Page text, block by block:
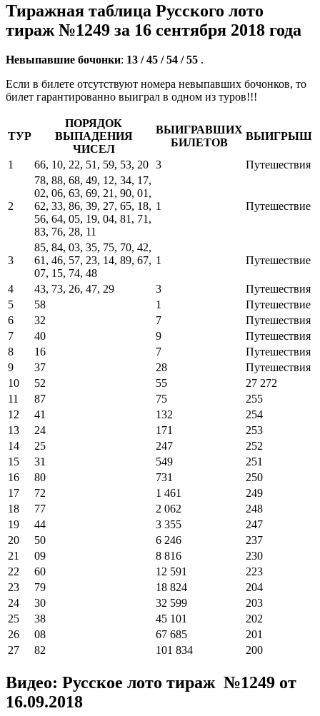
Тиражная таблица Русского лото
тираж №1249 за 16 сентября 2018 года
Невыпавшие бочонки: 13 / 45 / 54 / 55 .
Если в билете отсутствуют номера невыпавших бочонков, то
билет гарантированно выиграл в одном из туров!!!
ТУР
ПОРЯДОК
ВЫПАДЕНИЯ
ЧИСЕЛ
ВЫИГРАВШИХ
БИЛЕТОВ
ВЫИГРЫШ
1 66, 10, 22, 51, 59, 53, 20 3 Путешествия
2
78, 88, 68, 49, 12, 34, 17,
02, 06, 63, 69, 21, 90, 01,
62, 33, 86, 39, 27, 65, 18,
56, 64, 05, 19, 04, 81, 71,
83, 76, 28, 11
1 Путешествие
3
85, 84, 03, 35, 75, 70, 42,
61, 46, 57, 23, 14, 89, 67,
07, 15, 74, 48
1 Путешествие
4 43, 73, 26, 47, 29 3
Путешествия
5
58 1
Путешествие
6
32 7
Путешествия
7
40 9
Путешествия
8
16 7
Путешествия
9
37 28
Путешествия
10
52 55
27 272
11
87 75
255
12
41 132
254
13
24 171
253
14
25 247
252
15
31 549
251
16
80 731
250
17
72 1 461
249
18
77 2 062
248
19
44 3 355
247
20
50 6 246
237
21
09 8 816
230
22
60 12 591
223
23
79 18 824
204
24
30 32 599
203
25
38 45 101
202
26
08 67 685
201
27
82 101 834 200
Видео: Русское лото тираж №1249 от
16.09.2018